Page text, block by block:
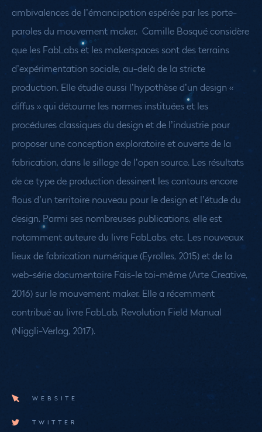
ambivalences de l’émancipation espérée par les porte-
paroles du mouvement maker. Camille Bosqué considère
que les FabLabs et les makerspaces sont des terrains
d’expérimentation sociale, au-delà de la stricte
production. Elle étudie aussi l’hypothèse d’un design «
diffus » qui détourne les normes instituées et les
procédures classiques du design et de l’industrie pour
proposer une conception exploratoire et ouverte de la
fabrication, dans le sillage de l’open source. Les résultats
de ce type de production dessinent les contours encore
flous d’un territoire nouveau pour le design et l’étude du
design. Parmi ses nombreuses publications, elle est
notamment auteure du livre FabLabs, etc. Les nouveaux
lieux de fabrication numérique (Eyrolles, 2015) et de la
web-série documentaire Fais-le toi-même (Arte Creative,
2016) sur le mouvement maker. Elle a récemment
contribué au livre FabLab, Revolution Field Manual
(Niggli-Verlag, 2017).
WEBSITE
TWITTER